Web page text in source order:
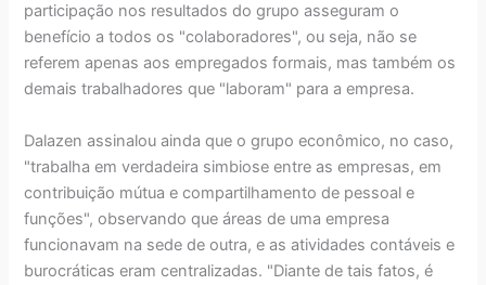
participação nos resultados do grupo asseguram o
benefício a todos os "colaboradores", ou seja, não se
referem apenas aos empregados formais, mas também os
demais trabalhadores que "laboram" para a empresa.
Dalazen assinalou ainda que o grupo econômico, no caso,
"trabalha em verdadeira simbiose entre as empresas, em
contribuição mútua e compartilhamento de pessoal e
funções", observando que áreas de uma empresa
funcionavam na sede de outra, e as atividades contáveis e
burocráticas eram centralizadas. "Diante de tais fatos, é